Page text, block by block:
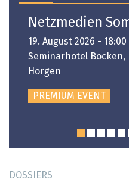
Netzmedien
19. August 2026 -
Seminarhotel Bocken,
Horgen
PREMIUM EVENT
DOSSIERS